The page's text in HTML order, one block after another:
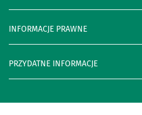
INFORMACJE PRAWNE
PRZYDATNE INFORMACJE